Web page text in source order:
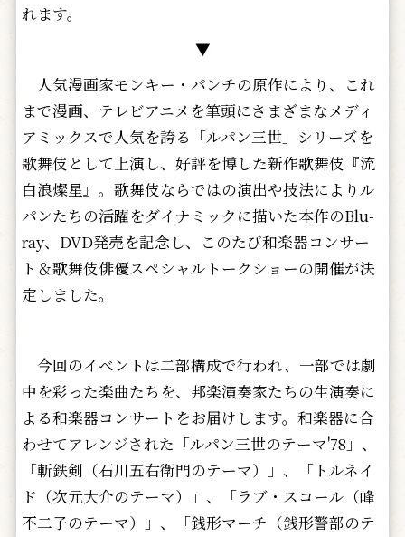
れます。
▼
人気漫画家モンキー・パンチの原作により、これ
まで漫画、テレビアニメを筆頭にさまざまなメディ
アミックスで人気を誇る「ルパン三世」シリーズを
歌舞伎として上演し、好評を博した新作歌舞伎『流
白浪燦星』。歌舞伎ならではの演出や技法によりル
パンたちの活躍をダイナミックに描いた本作のBlu-
ray、DVD発売を記念し、このたび和楽器コンサー
ト＆歌舞伎俳優スペシャルトークショーの開催が決
定しました。
今回のイベントは二部構成で行われ、一部では劇
中を彩った楽曲たちを、邦楽演奏家たちの生演奏に
よる和楽器コンサートをお届けします。和楽器に合
わせてアレンジされた「ルパン三世のテーマ'78」、
「斬鉄剣（石川五右衛門のテーマ）」、「トルネイ
ド（次元大介のテーマ）」、「ラブ・スコール（峰
不二子のテーマ）」、「銭形マーチ（銭形警部のテ